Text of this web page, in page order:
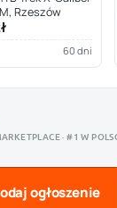
Rzeszów
60 dni
· #1 W
ogłoszenie